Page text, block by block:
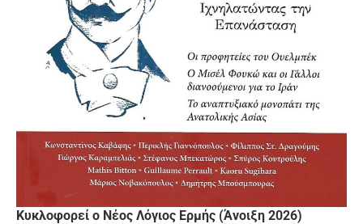
Κυκλοφορεί ο Νέος Λόγιος Ερμής (Άνοιξη 2026)